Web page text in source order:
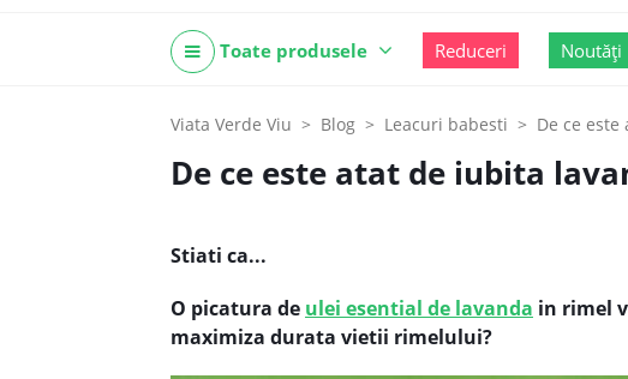
Toate produsele Reduceri Noutăți
Viata Verde Viu Blog Leacuri babesti De ce
De ce este atat de iubita
Stiati ca...
O picatura de ulei esential de lavanda in rimel
maximiza durata vietii rimelului?